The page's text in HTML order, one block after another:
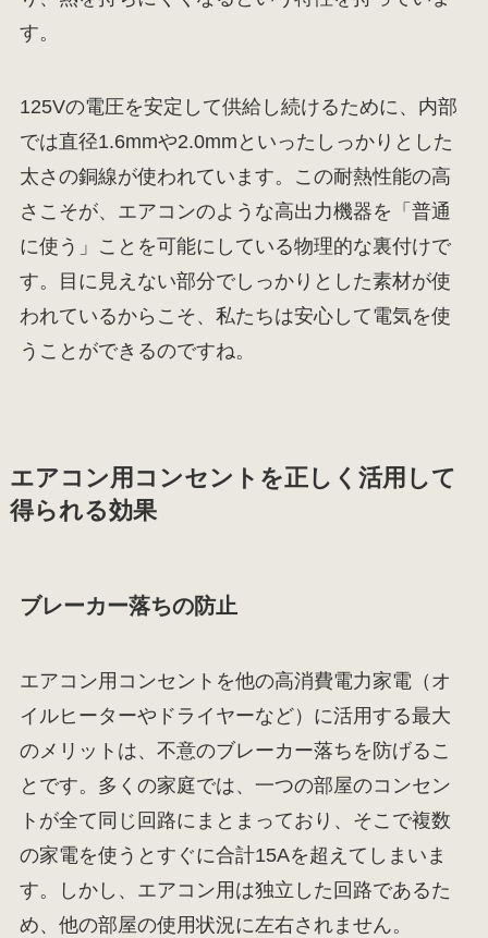
す。
125Vの電圧を安定して供給し続けるために、内部
では直径1.6mmや2.0mmといったしっかりとした
太さの銅線が使われています。この耐熱性能の高
さこそが、エアコンのような高出力機器を「普通
に使う」ことを可能にしている物理的な裏付けで
す。目に見えない部分でしっかりとした素材が使
われているからこそ、私たちは安心して電気を使
うことができるのですね。
エアコン用コンセントを正しく活用して
得られる効果
ブレーカー落ちの防止
エアコン用コンセントを他の高消費電力家電（オ
イルヒーターやドライヤーなど）に活用する最大
のメリットは、不意のブレーカー落ちを防げるこ
とです。多くの家庭では、一つの部屋のコンセン
トが全て同じ回路にまとまっており、そこで複数
の家電を使うとすぐに合計15Aを超えてしまいま
す。しかし、エアコン用は独立した回路であるた
め、他の部屋の使用状況に左右されません。